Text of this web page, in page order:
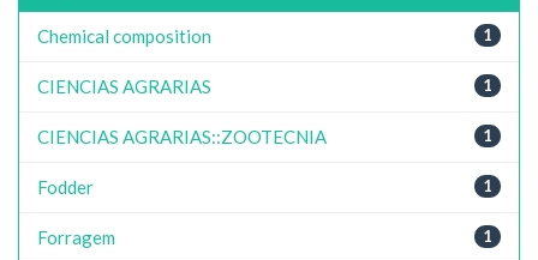
1
Chemical composition
1
CIENCIAS AGRARIAS
1
CIENCIAS AGRARIAS::ZOOTECNIA
1
Fodder
1
Forragem